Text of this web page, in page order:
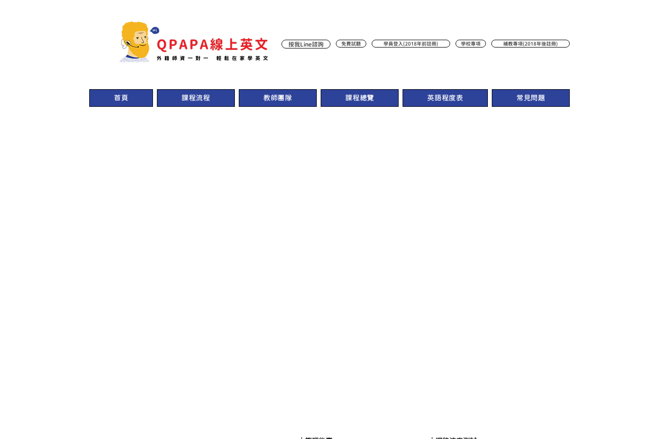
按我Line諮詢 免費試聽 學員登入(2018年前註冊) 學校專項 補教專項(2018年後註冊)
首頁 課程流程 教師團隊 課程總覽 英語程度表 常見問題